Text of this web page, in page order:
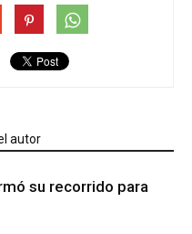
autor
su recorrido para